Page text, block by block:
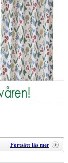
Fortsätt läs mer